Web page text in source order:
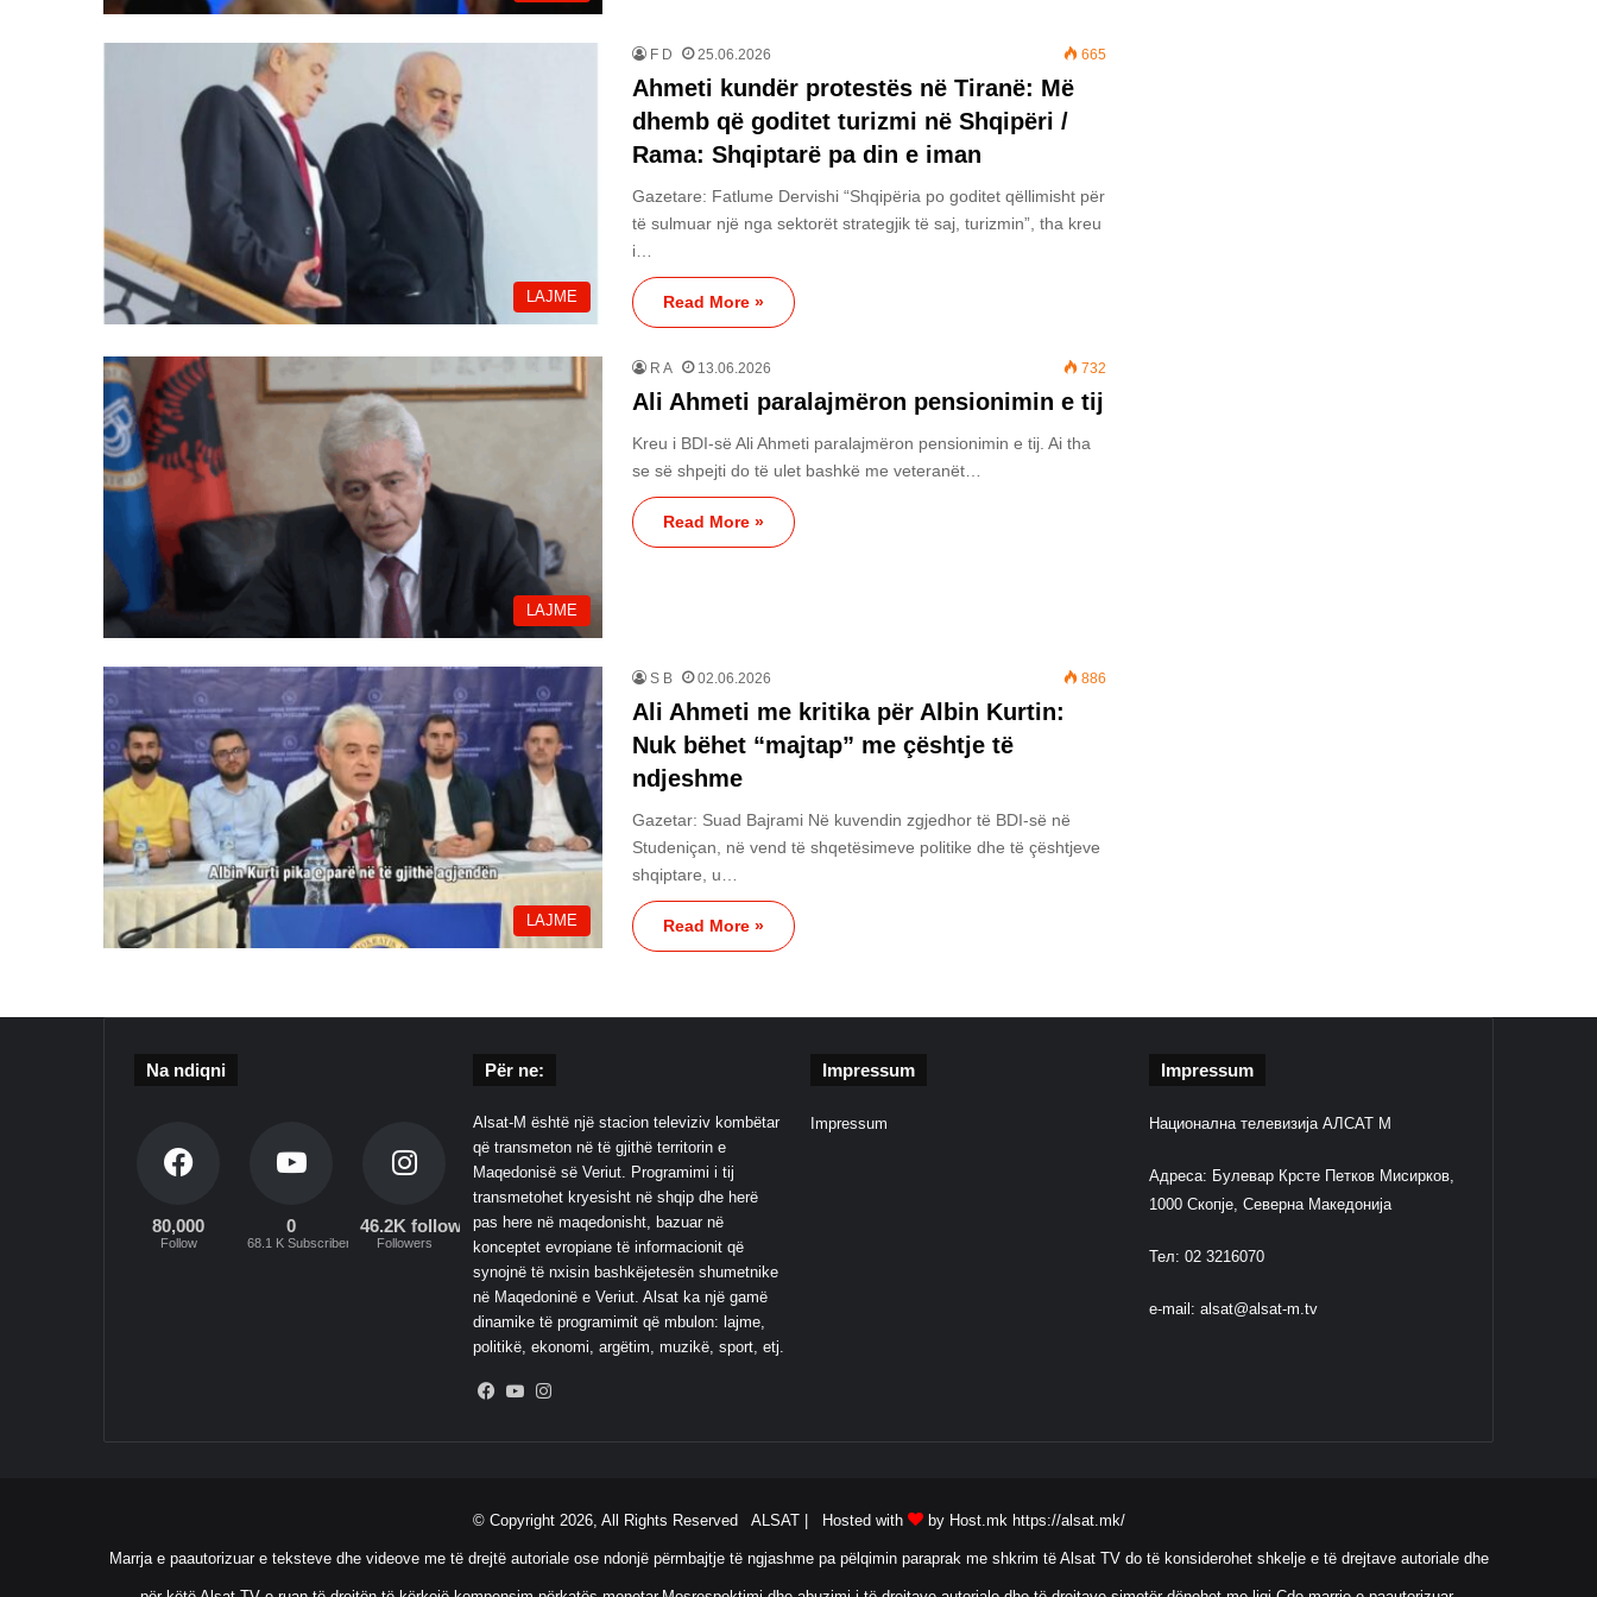
LAJME
F D 25.06.2026 665
Ahmeti kundër protestës në Tiranë: Më
dhemb që goditet turizmi në Shqipëri /
Rama: Shqiptarë pa din e iman
Gazetare: Fatlume Dervishi “Shqipëria po goditet qëllimisht për
të sulmuar një nga sektorët strategjik të saj, turizmin”, tha kreu
i…
Read More »
LAJME
R A 13.06.2026 732
Ali Ahmeti paralajmëron pensionimin e tij
Kreu i BDI-së Ali Ahmeti paralajmëron pensionimin e tij. Ai tha
se së shpejti do të ulet bashkë me veteranët…
Read More »
LAJME
S B 02.06.2026 886
Ali Ahmeti me kritika për Albin Kurtin:
Nuk bëhet “majtap” me çështje të
ndjeshme
Gazetar: Suad Bajrami Në kuvendin zgjedhor të BDI-së në
Studeniçan, në vend të shqetësimeve politike dhe të çështjeve
shqiptare, u…
Read More »
Na ndiqni
80,000
Follow
0
68.1 K Subscribers
46.2K followers
Followers
Për ne:
Alsat-M është një stacion televiziv kombëtar
që transmeton në të gjithë territorin e
Maqedonisë së Veriut. Programimi i tij
transmetohet kryesisht në shqip dhe herë
pas here në maqedonisht, bazuar në
konceptet evropiane të informacionit që
synojnë të nxisin bashkëjetesën shumetnike
në Maqedoninë e Veriut. Alsat ka një gamë
dinamike të programimit që mbulon: lajme,
politikë, ekonomi, argëtim, muzikë, sport, etj.
Facebook
YouTube
Impressum
Impressum
Impressum
Национална телевизија АЛСАТ М
Адреса: Булевар Крсте Петков Мисирков,
1000 Скопје, Северна Македонија
Тел: 02 3216070
e-mail: alsat@alsat-m.tv
© Copyright 2026, All Rights Reserved ALSAT | Hosted with by Host.mk https://alsat.mk/
Marrja e paautorizuar e teksteve dhe videove me të drejtë autoriale ose ndonjë përmbajtje të ngjashme pa pëlqimin paraprak me shkrim të Alsat TV do të konsiderohet shkelje e të drejtave autoriale dhe